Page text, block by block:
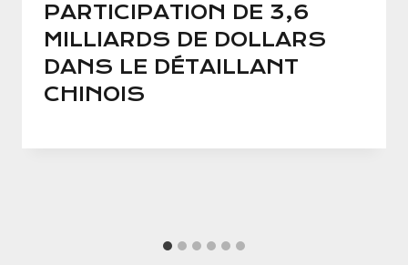
PARTICIPATION DE 3,6
MILLIARDS DE DOLLARS
DANS LE DÉTAILLANT
CHINOIS